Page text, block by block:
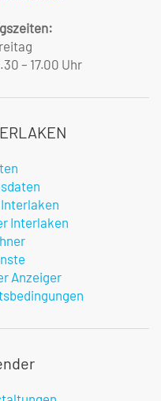
– 17.00 Uhr
Interlaken
Anzeiger